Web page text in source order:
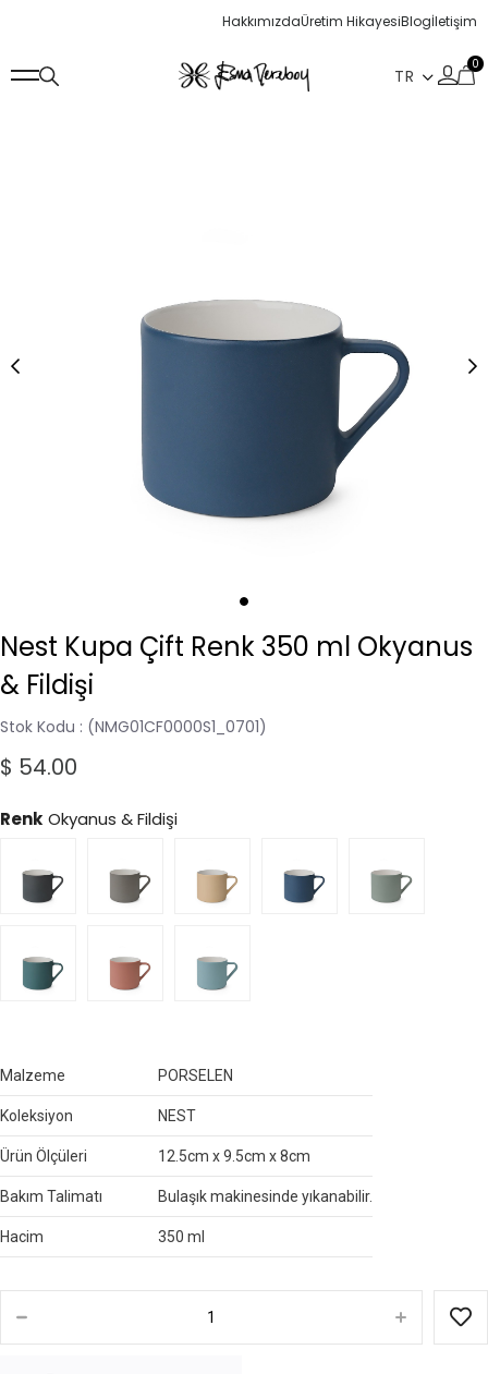
HakkımızdaÜretim HikayesiBlogİletişim
0
Nest Kupa Çift Renk 350 ml Okyanus
& Fildişi
Stok Kodu (NMG01CF0000S1_0701)
$ 54.00
Renk Okyanus & Fildişi
Malzeme PORSELEN
Koleksiyon NEST
Ürün Ölçüleri 12.5cm x 9.5cm x 8cm
Bakım Talimatı Bulaşık makinesinde yıkanabilir.
Hacim 350 ml